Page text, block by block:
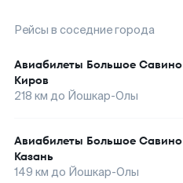
Рейсы в соседние города
Авиабилеты Большое Савино
Киров
218 км до Йошкар-Олы
Авиабилеты Большое Савино
Казань
149 км до Йошкар-Олы